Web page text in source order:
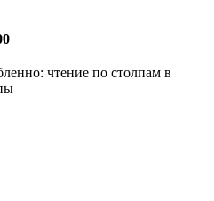
чтение по столпам в